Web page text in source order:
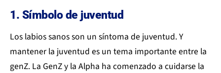
1. Símbolo de juventud
Los labios sanos son un síntoma de juventud. Y
mantener la juventud es un tema importante entre la
genZ. La GenZ y la Alpha ha comenzado a cuidarse la